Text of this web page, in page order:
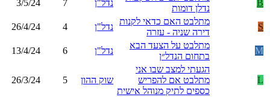
B
נדלן דומות
נדל"ן 7
3/5/24
S
מתלבט האם כדאי לקנות
דירה שניה - עזרה
נדל"ן 4
26/4/24
M
מתלבט על הצעד הבא
בתחום הנדל״ן
נדל"ן 6
13/4/24
L
הגעתי למצב שבו אני
מתלבט אם להפריש
כספים לתיק מנוהל אישית
שוק ההון 5
26/3/24